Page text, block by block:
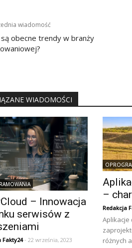
wiadomość
są obecne trendy w branży
WIADOMOŚCI
– Innowacja
serwisów z
Fakty24- 22 września, 2023
–
Redakcja
Aplikacje
różnych